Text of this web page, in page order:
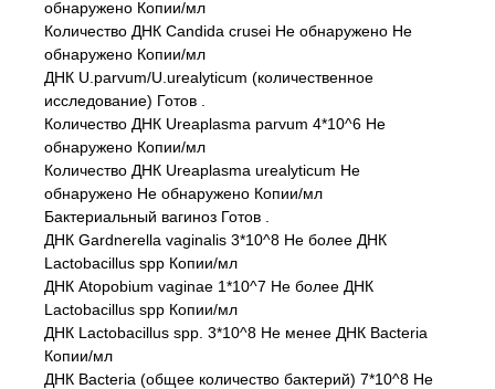
обнаружено Копии/мл
Количество ДНК Candida crusei Не обнаружено Не
обнаружено Копии/мл
ДНК U.parvum/U.urealyticum (количественное
исследование) Готов .
Количество ДНК Ureaplasma parvum 4*10^6 Не
обнаружено Копии/мл
Количество ДНК Ureaplasma urealyticum Не
обнаружено Не обнаружено Копии/мл
Бактериальный вагиноз Готов .
ДНК Gardnerella vaginalis 3*10^8 Не более ДНК
Lactobacillus spp Копии/мл
ДНК Atopobium vaginae 1*10^7 Не более ДНК
Lactobacillus spp Копии/мл
ДНК Lactobacillus spp. 3*10^8 Не менее ДНК Bacteria
Копии/мл
ДНК Bacteria (общее количество бактерий) 7*10^8 Не